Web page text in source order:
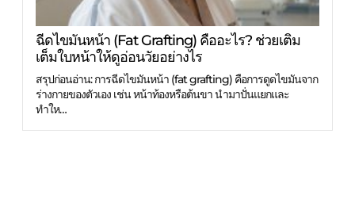
ฉีดไขมันหน้า (Fat Grafting) คืออะไร? ช่วยเติม
เต็มใบหน้าให้ดูอ่อนวัยอย่างไร
สรุปก่อนอ่าน: การฉีดไขมันหน้า (fat grafting) คือการดูดไขมันจาก
ร่างกายของตัวเอง เช่น หน้าท้องหรือต้นขา นำมาปั่นแยกและ
ทำให…